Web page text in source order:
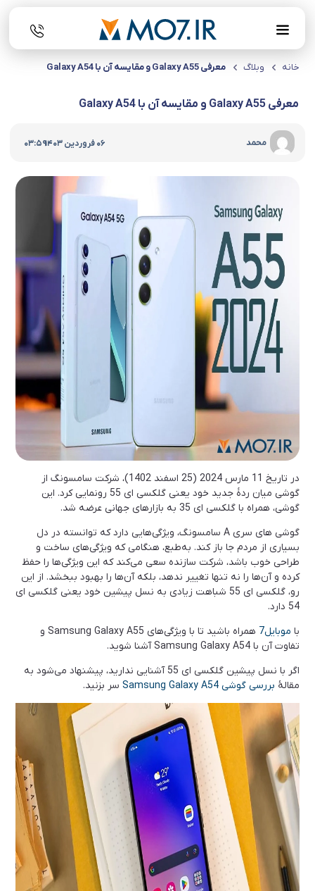
خانه وبلاگ معرفی Galaxy A55 و مقایسه آن با Galaxy A54
معرفی Galaxy A55 و مقایسه آن با Galaxy A54
محمد 06 فروردین 1403 |
03:59
در تاریخ 11 مارس 2024 (25 اسفند 1402)، شرکت سامسونگ از
گوشی میان ردۀ جدید خود یعنی گلکسی ای 55 رونمایی کرد. این
گوشی، همراه با گلکسی ای 35 به بازارهای جهانی عرضه شد.
گوشی های سری A سامسونگ، ویژگی‌هایی دارد که توانسته در دل
بسیاری از مردم جا باز کند. به‌طبع، هنگامی که ویژگی‌های ساخت و
طراحی خوب باشد، شرکت سازنده سعی می‌کند که این ویژگی‌ها را حفظ
کرده و آن‌ها را نه تنها تغییر ندهد، بلکه آن‌ها را بهبود ببخشد. از این
رو، گلکسی ای 55 شباهت زیادی به نسل پیشین خود یعنی گلکسی ای
54 دارد.
با موبایل7
همراه باشید تا با ویژگی‌های Samsung Galaxy A55 و
تفاوت آن با Samsung Galaxy A54 آشنا شوید.
اگر با نسل پیشین گلکسی ای 55 آشنایی ندارید، پیشنهاد می‌شود به
مقالۀ بررسی گوشی Samsung Galaxy A54 سر بزنید.